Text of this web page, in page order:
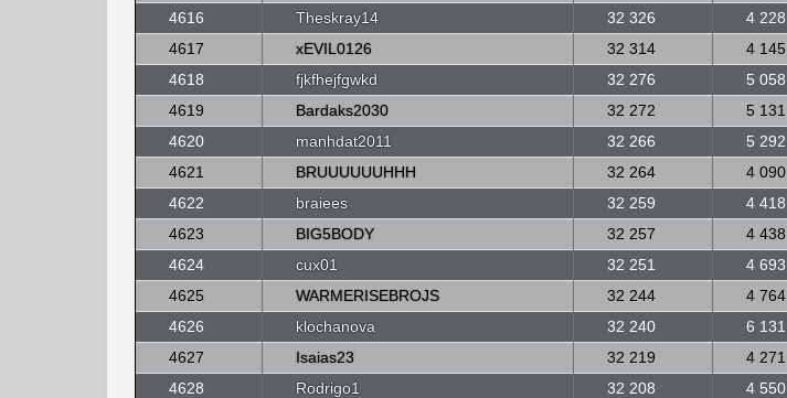
4616
Theskray14 32 326 4 228
4617
xEVIL0126 32 314 4 145
4618
fjkfhejfgwkd 32 276 5 058
4619
Bardaks2030 32 272 5 131
4620
manhdat2011 32 266 5 292
4621
BRUUUUUUHHH 32 264 4 090
4622
braiees 32 259 4 418
4623
BIG5BODY 32 257 4 438
4624
cux01 32 251 4 693
4625
WARMERISEBROJS 32 244 4 764
4626
klochanova 32 240 6 131
4627
Isaias23 32 219 4 271
4628
Rodrigo1 32 208 4 550